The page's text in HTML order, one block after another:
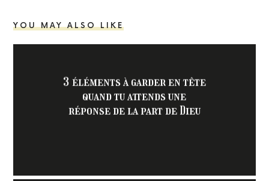
YOU MAY ALSO LIKE
3 éléments à garder en tête
quand tu attends une
réponse de la part de Dieu